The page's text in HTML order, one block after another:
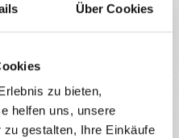
Über Cookies
zu bieten,
helfen uns, unsere
gestalten, Ihre Einkäufe
Nut 8 in Schwarz (Länge